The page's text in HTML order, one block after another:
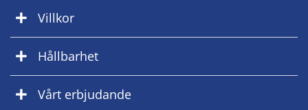
Villkor
Hållbarhet
Vårt erbjudande